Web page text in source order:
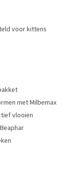
voor kittens
met Milbemax
vlooien